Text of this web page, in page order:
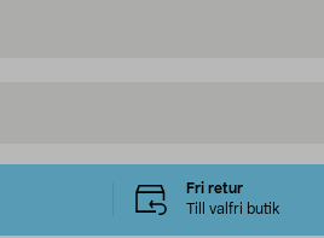
Fri retur
Till valfri butik